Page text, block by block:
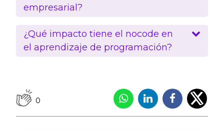
empresarial?
¿Qué impacto tiene el nocode en
el aprendizaje de programación?
0